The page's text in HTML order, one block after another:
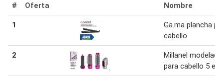
# Oferta Nombre
1
Ga.ma plancha
cabello
2
Millanel
para cabello 5 en